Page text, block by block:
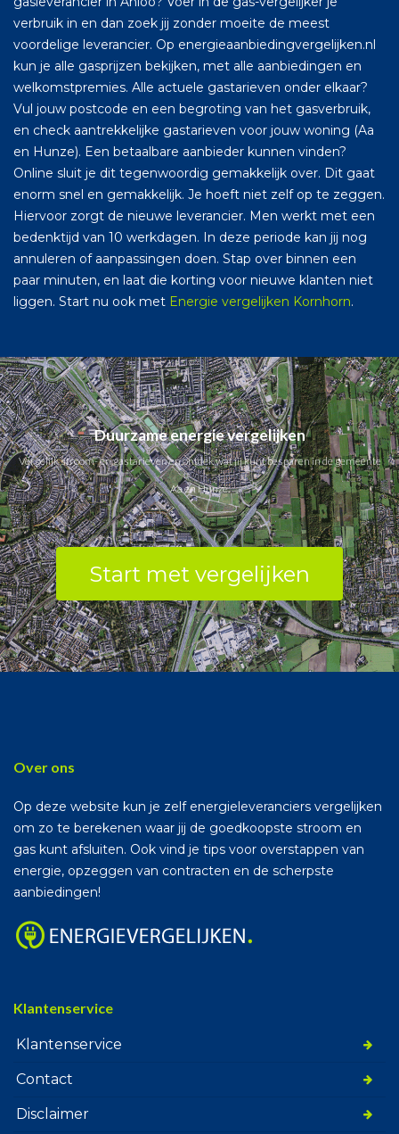
verbruik in en dan zoek jij zonder moeite de meest
voordelige leverancier. Op energieaanbiedingvergelijken.nl
kun je alle gasprijzen bekijken, met alle aanbiedingen en
welkomstpremies. Alle actuele gastarieven onder elkaar?
Vul jouw postcode en een begroting van het gasverbruik,
en check aantrekkelijke gastarieven voor jouw woning (Aa
en Hunze). Een betaalbare aanbieder kunnen vinden?
Online sluit je dit tegenwoordig gemakkelijk over. Dit gaat
enorm snel en gemakkelijk. Je hoeft niet zelf op te zeggen.
Hiervoor zorgt de nieuwe leverancier. Men werkt met een
bedenktijd van 10 werkdagen. In deze periode kan jij nog
annuleren of aanpassingen doen. Stap over binnen een
paar minuten, en laat die korting voor nieuwe klanten niet
liggen. Start nu ook met Energie vergelijken Kornhorn.
Duurzame energie vergelijken
Vergelijk stroom- en gastarieven en ontdek wat jij kunt besparen in de gemeente
Aa en Hunze.
Start met vergelijken
Over ons
Op deze website kun je zelf energieleveranciers vergelijken
om zo te berekenen waar jij de goedkoopste stroom en
gas kunt afsluiten. Ook vind je tips voor overstappen van
energie, opzeggen van contracten en de scherpste
aanbiedingen!
Klantenservice
Klantenservice
Contact
Disclaimer